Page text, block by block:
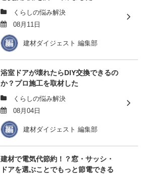
くらしの悩み解決
08月11日
建材ダイジェスト 編集部
浴室ドアが壊れたらDIY交換できるの
か？プロ施工を取材した
くらしの悩み解決
08月04日
建材ダイジェスト 編集部
建材で電気代節約！？窓・サッシ・
ドアを選ぶことでもっと節電できる